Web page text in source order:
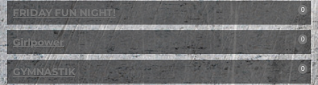
FRIDAY FUN NIGHT! 0
Girlpower 0
GYMNASTIK 0